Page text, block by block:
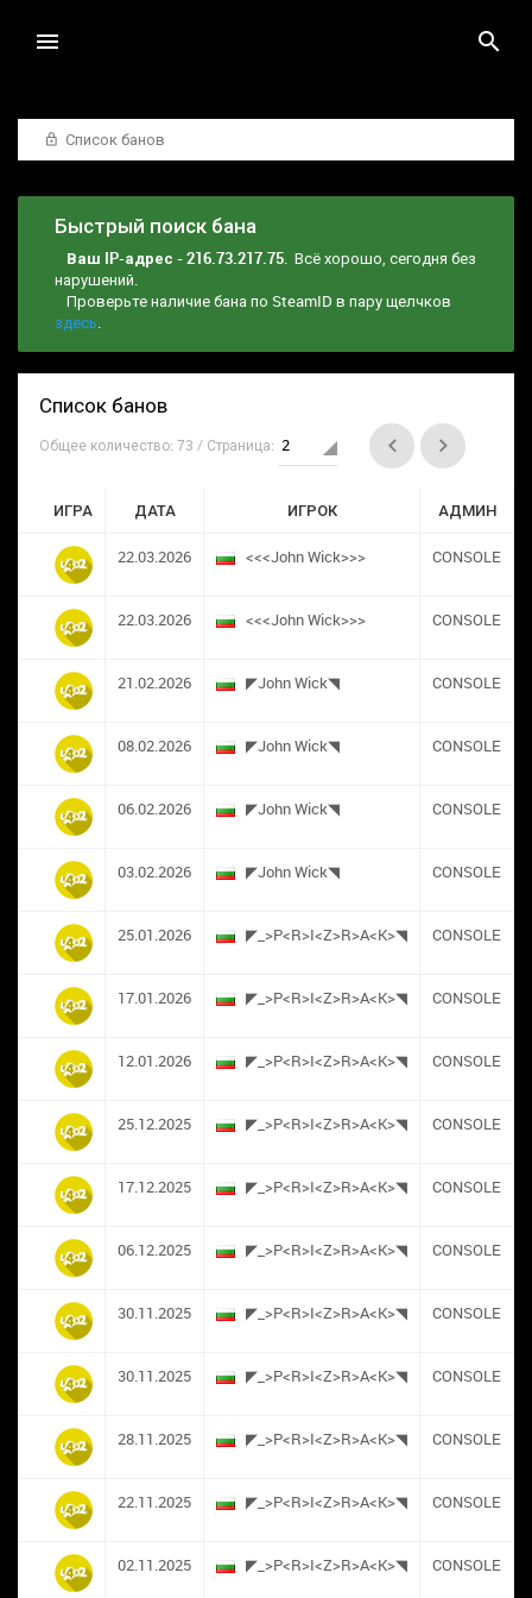
Список банов
Быстрый поиск бана
Ваш IP-адрес - 216.73.217.75. Всё хорошо, сегодня без
нарушений.
Проверьте наличие бана по SteamID в пару щелчков
здесь.
Список банов
Общее количество: 73 / Страница:
ИГРА ДАТА ИГРОК АДМИН
22.03.2026 <<<John Wick>>> CONSOLE
22.03.2026 <<<John Wick>>> CONSOLE
21.02.2026 ◤John Wick◥ CONSOLE
08.02.2026 ◤John Wick◥ CONSOLE
06.02.2026 ◤John Wick◥ CONSOLE
03.02.2026 ◤John Wick◥ CONSOLE
25.01.2026 ◤_>P<R>I<Z>R>A<K>◥ CONSOLE
17.01.2026 ◤_>P<R>I<Z>R>A<K>◥ CONSOLE
12.01.2026 ◤_>P<R>I<Z>R>A<K>◥ CONSOLE
25.12.2025 ◤_>P<R>I<Z>R>A<K>◥ CONSOLE
17.12.2025 ◤_>P<R>I<Z>R>A<K>◥ CONSOLE
06.12.2025 ◤_>P<R>I<Z>R>A<K>◥ CONSOLE
30.11.2025 ◤_>P<R>I<Z>R>A<K>◥ CONSOLE
30.11.2025 ◤_>P<R>I<Z>R>A<K>◥ CONSOLE
28.11.2025 ◤_>P<R>I<Z>R>A<K>◥ CONSOLE
22.11.2025 ◤_>P<R>I<Z>R>A<K>◥ CONSOLE
02.11.2025 ◤_>P<R>I<Z>R>A<K>◥ CONSOLE